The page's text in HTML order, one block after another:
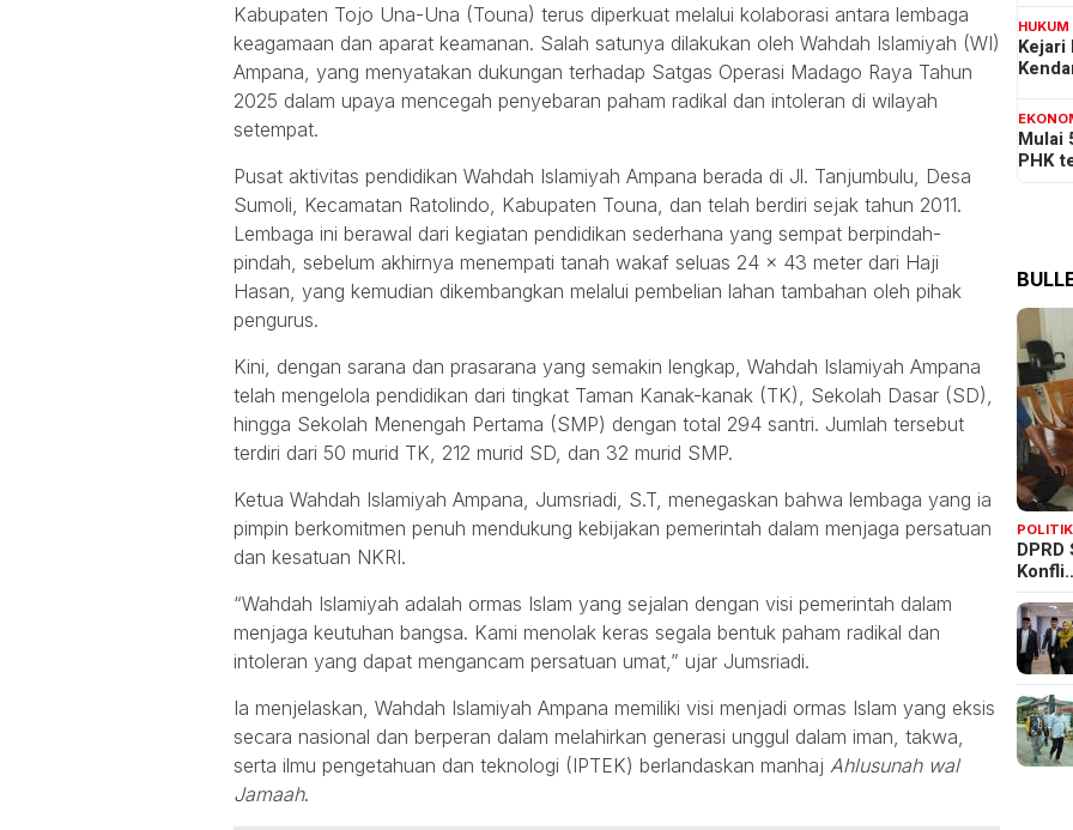
Kabupaten Tojo Una-Una (Touna) terus diperkuat melalui kolaborasi antara lembaga
keagamaan dan aparat keamanan. Salah satunya dilakukan oleh Wahdah Islamiyah (WI)
Ampana, yang menyatakan dukungan terhadap Satgas Operasi Madago Raya Tahun
2025 dalam upaya mencegah penyebaran paham radikal dan intoleran di wilayah
setempat.
Pusat aktivitas pendidikan Wahdah Islamiyah Ampana berada di Jl. Tanjumbulu, Desa
Sumoli, Kecamatan Ratolindo, Kabupaten Touna, dan telah berdiri sejak tahun 2011.
Lembaga ini berawal dari kegiatan pendidikan sederhana yang sempat berpindah-
pindah, sebelum akhirnya menempati tanah wakaf seluas 24 x 43 meter dari Haji
Hasan, yang kemudian dikembangkan melalui pembelian lahan tambahan oleh pihak
pengurus.
Kini, dengan sarana dan prasarana yang semakin lengkap, Wahdah Islamiyah Ampana
telah mengelola pendidikan dari tingkat Taman Kanak-kanak (TK), Sekolah Dasar (SD),
hingga Sekolah Menengah Pertama (SMP) dengan total 294 santri. Jumlah tersebut
terdiri dari 50 murid TK, 212 murid SD, dan 32 murid SMP.
Ketua Wahdah Islamiyah Ampana, Jumsriadi, S.T, menegaskan bahwa lembaga yang ia
pimpin berkomitmen penuh mendukung kebijakan pemerintah dalam menjaga persatuan
dan kesatuan NKRI.
“Wahdah Islamiyah adalah ormas Islam yang sejalan dengan visi pemerintah dalam
menjaga keutuhan bangsa. Kami menolak keras segala bentuk paham radikal dan
intoleran yang dapat mengancam persatuan umat,” ujar Jumsriadi.
Ia menjelaskan, Wahdah Islamiyah Ampana memiliki visi menjadi ormas Islam yang eksis
secara nasional dan berperan dalam melahirkan generasi unggul dalam iman, takwa,
serta ilmu pengetahuan dan teknologi (IPTEK) berlandaskan manhaj Ahlusunah wal
Jamaah.
HUKUM
Kejari
Mulai
PHK
POLITIK